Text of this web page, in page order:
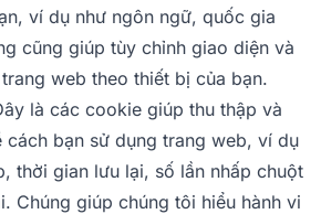
ví dụ như ngôn ngữ, quốc gia
cũng giúp tùy chỉnh giao diện và
web theo thiết bị của bạn.
là các cookie giúp thu thập và
cách bạn sử dụng trang web, ví dụ
thời gian lưu lại, số lần nhấp chuột
Chúng giúp chúng tôi hiểu hành vi